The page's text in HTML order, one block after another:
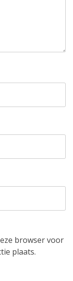
browser voor
plaats.